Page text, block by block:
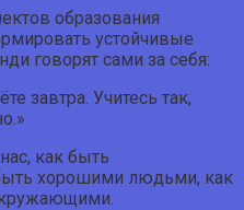
образования
устойчивые
говорят сами за себя:
завтра. Учитесь так,
как быть
хорошими людьми, как